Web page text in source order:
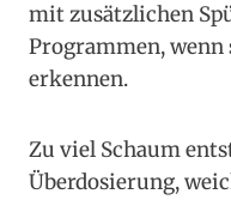
mit zusätzlichen
Programmen, wenn
erkennen.
Zu viel Schaum
Überdosierung,